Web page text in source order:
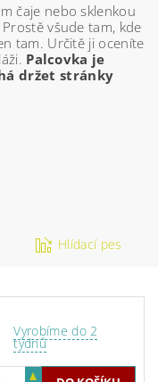
čaje nebo sklenkou
všude tam, kde
tam. Určitě ji oceníte
Palcovka je
držet stránky
Hlídací pes
Vyrobíme do 2
týdnů